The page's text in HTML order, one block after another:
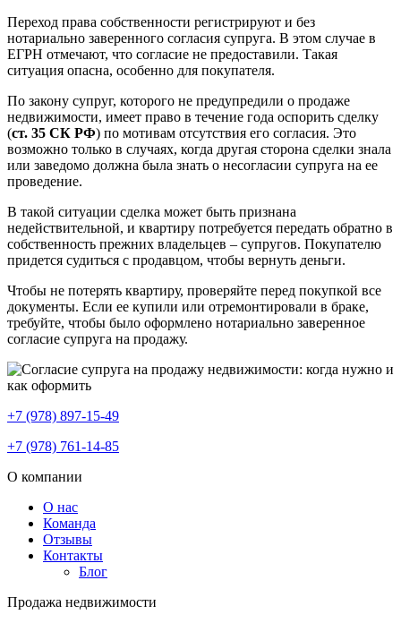
Переход права собственности регистрируют и без
нотариально заверенного согласия супруга. В этом случае в
ЕГРН отмечают, что согласие не предоставили. Такая
ситуация опасна, особенно для покупателя.
По закону супруг, которого не предупредили о продаже
недвижимости, имеет право в течение года оспорить сделку
(ст. 35 СК РФ) по мотивам отсутствия его согласия. Это
возможно только в случаях, когда другая сторона сделки знала
или заведомо должна была знать о несогласии супруга на ее
проведение.
В такой ситуации сделка может быть признана
недействительной, и квартиру потребуется передать обратно в
собственность прежних владельцев – супругов. Покупателю
придется судиться с продавцом, чтобы вернуть деньги.
Чтобы не потерять квартиру, проверяйте перед покупкой все
документы. Если ее купили или отремонтировали в браке,
требуйте, чтобы было оформлено нотариально заверенное
согласие супруга на продажу.
+7 (978) 897-15-49
+7 (978) 761-14-85
О компании
О нас
Команда
Отзывы
Контакты
Блог
Продажа недвижимости